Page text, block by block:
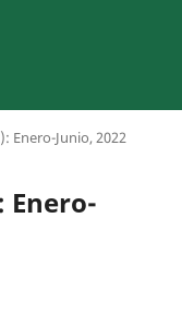
Enero-Junio, 2022
Enero-